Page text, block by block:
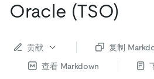
Oracle (TSO)
贡献
复制
查看 Markdown